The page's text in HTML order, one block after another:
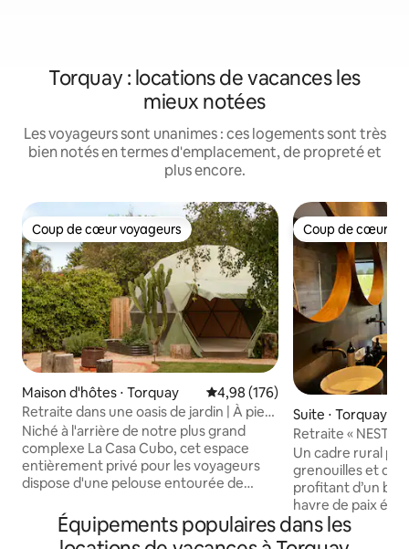
Torquay : locations de vacances les
mieux notées
Les voyageurs sont unanimes : ces logements sont très
bien notés en termes d'emplacement, de propreté et
plus encore.
Coup de cœur voyageurs
Coup de cœur voyageurs
Maison d'hôtes ⋅ Torquay Évaluation moyenne sur la
4,98 (176)
Retraite dans une oasis de jardin | À pied
de la plage
Niché à l'arrière de notre plus grand
complexe La Casa Cubo, cet espace
entièrement privé pour les voyageurs
dispose d'une pelouse entourée de
dôme géodésique, d'une douche
extérieure chaude, d'une salle de bain
Coup de cœur
Coup de cœur
Suite ⋅ Torquay
Retraite « NEST »
paisible
Un cadre rural
grenouilles et
profitant d’un
havre de paix
un lit « queen
2,5 km de Whites Beach.
Équipements populaires dans les